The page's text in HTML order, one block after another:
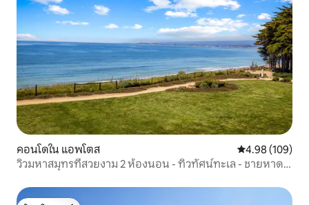
คอนโดใน แอพโตส คะแนนเฉลี่ย
4.98 (109)
วิวมหาสมุทรที่สวยงาม 2 ห้องนอน - ทิวทัศน์ทะเล - ชายหาด